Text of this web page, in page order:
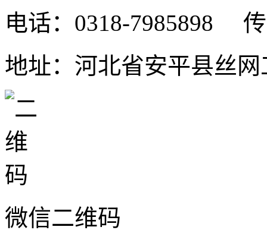
电话：0318-7985898 传
地址：河北省安平县丝
微信二维码